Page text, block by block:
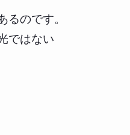
るのです。
ではない